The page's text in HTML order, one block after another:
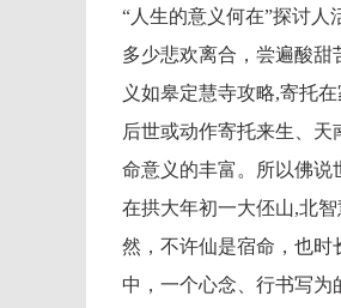
“人生的意义何在”探讨人
多少悲欢离合，尝遍酸
义如皋定慧寺攻略,寄托
后世或动作寄托来生、
命意义的丰富。所以佛说
在拱大年初一大伾山,北
然，不许仙是宿命，也时
中，一个心念、行书写